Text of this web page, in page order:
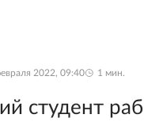
2022, 09:40 1 мин.
студент